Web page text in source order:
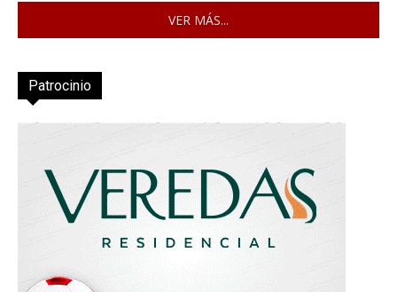
VER MÁS...
Patrocinio